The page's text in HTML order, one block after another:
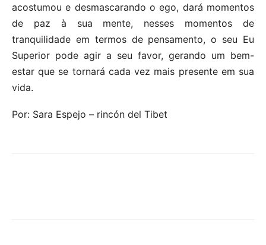
acostumou e desmascarando o ego, dará momentos
de paz à sua mente, nesses momentos de
tranquilidade em termos de pensamento, o seu Eu
Superior pode agir a seu favor, gerando um bem-
estar que se tornará cada vez mais presente em sua
vida.
Por: Sara Espejo – rincón del Tibet